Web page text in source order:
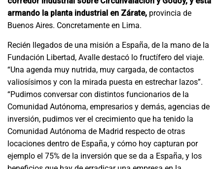
armando la planta industrial en Zárate, provincia de
Buenos Aires. Concretamente en Lima.
Recién llegados de una misión a España, de la mano de la
Fundación Libertad, Avalle destacó lo fructífero del viaje.
“Una agenda muy nutrida, muy cargada, de contactos
valiosísimos y con la mirada puesta en estrechar lazos”.
“Pudimos conversar con distintos funcionarios de la
Comunidad Autónoma, empresarios y demás, agencias de
inversión, pudimos ver el crecimiento que ha tenido la
Comunidad Autónoma de Madrid respecto de otras
locaciones dentro de España, y cómo hoy capturan por
ejemplo el 75% de la inversión que se da a España, y los